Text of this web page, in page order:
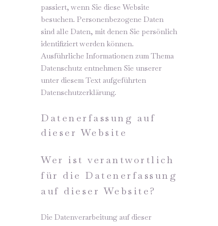
passiert, wenn Sie diese Website
besuchen. Personenbezogene Daten
sind alle Daten, mit denen Sie persönlich
identifiziert werden können.
Ausführliche Informationen zum Thema
Datenschutz entnehmen Sie unserer
unter diesem Text aufgeführten
Datenschutzerklärung.
Datenerfassung auf
dieser Website
Wer ist verantwortlich
für die Datenerfassung
auf dieser Website?
Die Datenverarbeitung auf dieser